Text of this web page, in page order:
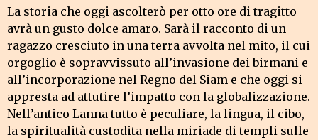
La storia che oggi ascolterò per otto ore di tragitto
avrà un gusto dolce amaro. Sarà il racconto di un
ragazzo cresciuto in una terra avvolta nel mito, il cui
orgoglio è sopravvissuto all’invasione dei birmani e
all’incorporazione nel Regno del Siam e che oggi si
appresta ad attutire l’impatto con la globalizzazione.
Nell’antico Lanna tutto è peculiare, la lingua, il cibo,
la spiritualità custodita nella miriade di templi sulle